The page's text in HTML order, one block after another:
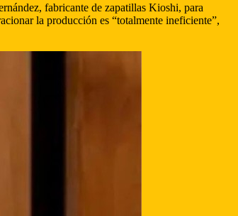
fabricante de zapatillas Kioshi, para
la producción es “totalmente ineficiente”,